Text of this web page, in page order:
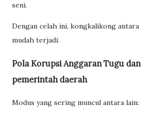
seni.
Dengan celah ini, kongkalikong
mudah terjadi.
Pola Korupsi Anggaran Tugu
pemerintah daerah
Modus yang sering muncul antara lain: